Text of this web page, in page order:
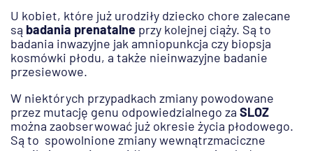
U kobiet, które już urodziły dziecko chore zalecane
są badania prenatalne przy kolejnej ciąży. Są to
badania inwazyjne jak amniopunkcja czy biopsja
kosmówki płodu, a także nieinwazyjne badanie
przesiewowe.
W niektórych przypadkach zmiany powodowane
przez mutację genu odpowiedzialnego za SLOZ
można zaobserwować już okresie życia płodowego.
Są to spowolnione zmiany wewnątrzmaciczne